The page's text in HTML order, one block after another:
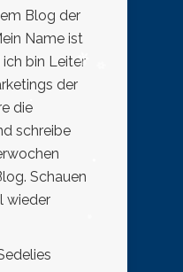
Blog der
Name ist
ich bin Leiter
der
die
schreibe
Schauen
wieder